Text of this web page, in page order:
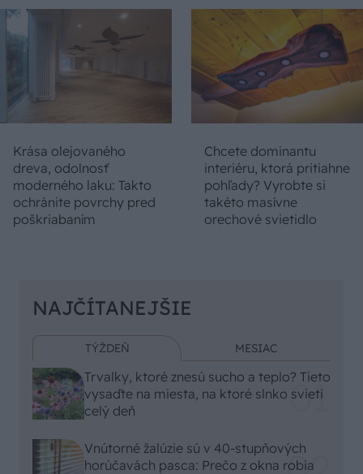
Krása olejovaného
dreva, odolnosť
moderného laku: Takto
ochránite povrchy pred
poškriabaním
Chcete dominantu
interiéru, ktorá pritiahne
pohľady? Vyrobte si
takéto masívne
orechové svietidlo
NAJČÍTANEJŠIE
TÝŽDEŇ MESIAC
Trvalky, ktoré znesú sucho a teplo? Tieto
vysaďte na miesta, na ktoré slnko svieti
celý deň
Vnútorné žalúzie sú v 40-stupňových
horúčavách pasca: Prečo z okna robia